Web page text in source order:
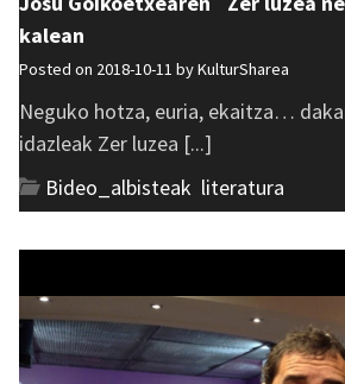
kalean
Posted on 2018-10-11 byKulturSharea
Neguko hotza, euria, ekaitza…
idazleak Zer luzea [...]
Bideo_albisteak literatura